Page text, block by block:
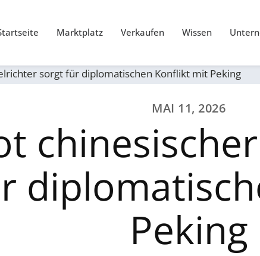
Marktplatz Verkaufen Wissen
sorgt für diplomatischen Konflikt mit Peking
MAI 11, 2026
Peking